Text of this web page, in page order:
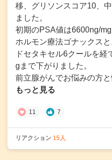
移、グリソンスコア10、
ました。
初期のPSA値は6600ng/mg
ホルモン療法ゴナックス
ドセタキセル6クールを
gまで下がりました。
前立腺がんでお悩みの方
もっと見る
11 7
リアクション 15人